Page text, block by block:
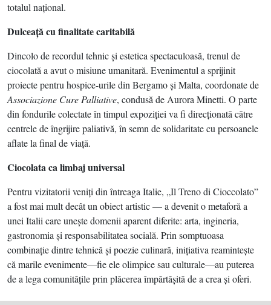
totalul naţional.
Dulceaţă cu finalitate caritabilă
Dincolo de recordul tehnic şi estetica spectaculoasă, trenul de
ciocolată a avut o misiune umanitară. Evenimentul a sprijinit
proiecte pentru hospice-urile din Bergamo şi Malta, coordonate de
Associazione Cure Palliative, condusă de Aurora Minetti. O parte
din fondurile colectate în timpul expoziţiei va fi direcţionată către
centrele de îngrijire paliativă, în semn de solidaritate cu persoanele
aflate la final de viaţă.
Ciocolata ca limbaj universal
Pentru vizitatorii veniţi din întreaga Italie, „Il Treno di Cioccolato”
a fost mai mult decât un obiect artistic — a devenit o metaforă a
unei Italii care uneşte domenii aparent diferite: arta, ingineria,
gastronomia şi responsabilitatea socială. Prin somptuoasa
combinaţie dintre tehnică şi poezie culinară, iniţiativa reaminteşte
că marile evenimente—fie ele olimpice sau culturale—au puterea
de a lega comunităţile prin plăcerea împărtăşită de a crea şi oferi.